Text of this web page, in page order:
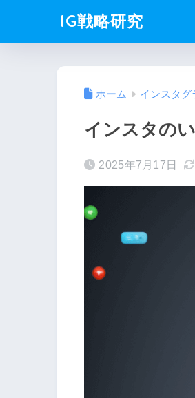
IG戦略研究
ホーム インスタグ
インスタの
2025年7月17日